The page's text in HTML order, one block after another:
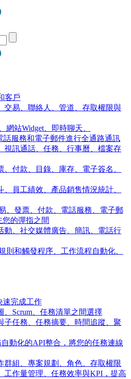
客戶
交易、聯絡人、管道、存取權限與
網站Widget、即時聊天、
話服務和電子郵件進行全通路通訊
視訊通話、任務、行事曆、檔案存
、付款、目錄、庫存、電子簽名、
、員工績效、產品銷售情況統計、
、發票、付款、電話服務、電子郵
的彈指之間
動、社交媒體廣告、簡訊、電話行
則和觸發程序、工作流程自動化、
速完成工作
、Scrum、任務清單之間選擇
子任務、任務摘要、時間追蹤、聚
動化的API整合，將您的任務連線
群組、專案規劃、角色、存取權限
工作量管理、任務效率與KPI，提高